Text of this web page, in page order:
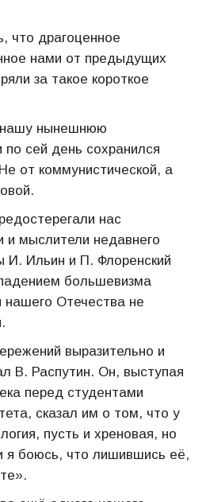
что драгоценное
нами от предыдущих
за такое короткое
нашу нынешнюю
по сей день сохранился
от коммунистической, а
нас
и мыслители недавнего
Ильин и П. Флоренский
большевизма
Отечества не
выразительно и
В. Распутин. Он, выступая
перед студентами
сказал им о том, что у
пусть и хреновая, но
я боюсь, что лишившись её,